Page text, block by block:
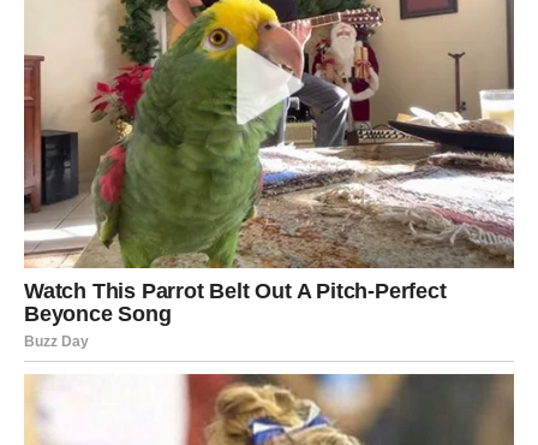
promjene u učestalosti posjeta kupaonici. Ključno je obratiti
pozornost na simptome poput krvarenja, bolova u trbuhu i
gubitka tjelesne težine jer mogu ukazivati ​​na rak debelog
crijeva ili želučane probleme. Iako rijetka stolica nije uobičajen
pokazatelj raka debelog crijeva, njezina bi prisutnost trebala biti
razlog za zabrinutost, smatra Čekini. Ovaj simptom ne spada
u tipične znakove bolesti.
Glavni simptomi na koje treba paziti su bolovi u trbuhu i
prisutnost krvi u stolici. Osim toga, nenamjerni gubitak težine
još je jedan važan znak na koji treba obratiti pozornost. Važno
je spomenuti da postoje slučajevi kada rak debelog crijeva ne
mora pokazivati ​​nikakve simptome. Ako osjetite bilo koji od
sljedećih simptoma, ključno je obavijestiti svog liječnika: krv u